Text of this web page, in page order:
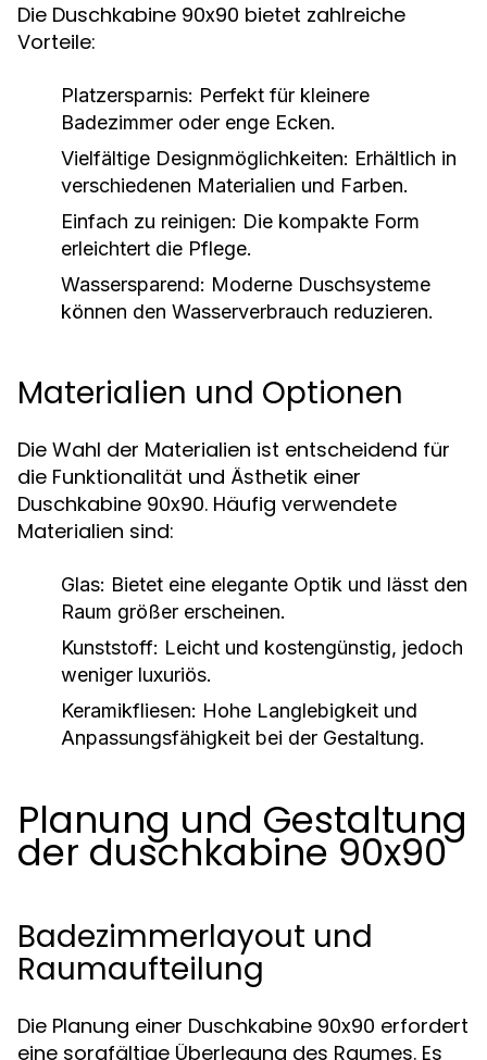
Die Duschkabine 90x90 bietet zahlreiche
Vorteile:
Platzersparnis: Perfekt für kleinere
Badezimmer oder enge Ecken.
Vielfältige Designmöglichkeiten: Erhältlich in
verschiedenen Materialien und Farben.
Einfach zu reinigen: Die kompakte Form
erleichtert die Pflege.
Wassersparend: Moderne Duschsysteme
können den Wasserverbrauch reduzieren.
Materialien und Optionen
Die Wahl der Materialien ist entscheidend für
die Funktionalität und Ästhetik einer
Duschkabine 90x90. Häufig verwendete
Materialien sind:
Glas: Bietet eine elegante Optik und lässt den
Raum größer erscheinen.
Kunststoff: Leicht und kostengünstig, jedoch
weniger luxuriös.
Keramikfliesen: Hohe Langlebigkeit und
Anpassungsfähigkeit bei der Gestaltung.
Planung und Gestaltung
der duschkabine 90x90
Badezimmerlayout und
Raumaufteilung
Die Planung einer Duschkabine 90x90 erfordert
eine sorgfältige Überlegung des Raumes. Es